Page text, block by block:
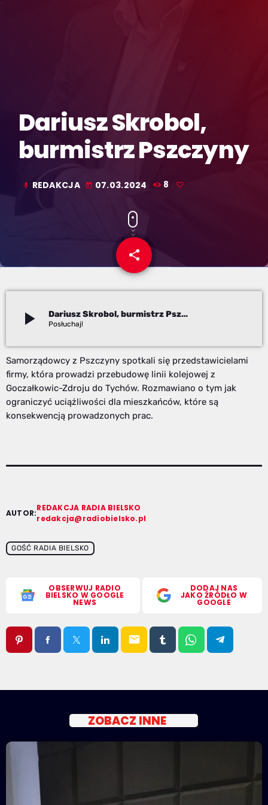
Dariusz Skrobol,
burmistrz Pszczyny
mic REDAKCJA today 07.03.2024 8
share
email
play_arrow Dariusz Skrobol, burmistrz Pszczyny
Samorządowcy z Pszczyny spotkali się przedstawicielami
firmy, która prowadzi przebudowę linii kolejowej z
Goczałkowic-Zdroju do Tychów. Rozmawiano o tym jak
ograniczyć uciążliwości dla mieszkańców, które są
konsekwencją prowadzonych prac.
AUTOR:
REDAKCJA RADIA BIELSKO
redakcja@radiobielsko.pl
GOŚĆ RADIA BIELSKO
OBSERWUJ RADIO
BIELSKO W GOOGLE
NEWS
DODAJ NAS
JAKO ŹRÓDŁO W
GOOGLE
email
ZOBACZ INNE